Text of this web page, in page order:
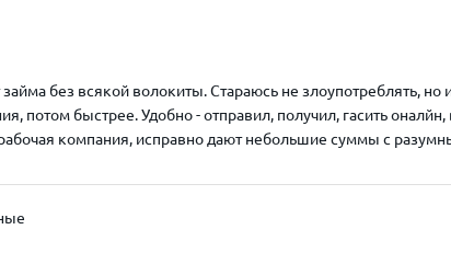
без всякой волокиты. Стараюсь не злоупотреблять,
потом быстрее. Удобно - отправил, получил, гасить
рабочая компания, исправно дают небольшие суммы с